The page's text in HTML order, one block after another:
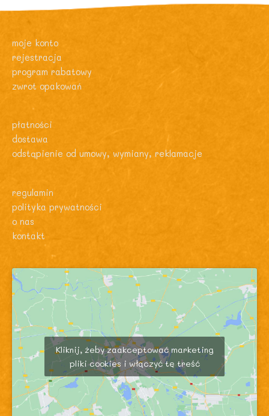
moje konto
rejestracja
program rabatowy
zwrot opakowań
płatności
dostawa
odstąpienie od umowy, wymiany, reklamacje
regulamin
polityka prywatności
o nas
kontakt
Kliknij, żeby zaakceptować marketing
pliki cookies i włączyć tę treść